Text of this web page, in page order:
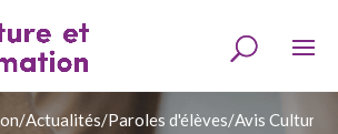
/Actualités/Paroles d'élèves/Avis Culture